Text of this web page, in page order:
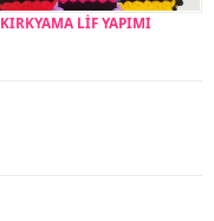
KIRKYAMA LİF YAPIMI